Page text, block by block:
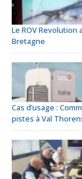
Le ROV
Bretagne
Cas d’usage :
pistes à Val